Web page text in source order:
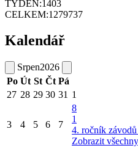
TÝDEN:1403
CELKEM:1279737
Kalendář
Srpen2026
Po Út St Čt Pá
27 28 29 30 31 1
3 4 5 6 7
8
1
4. ročník
Zobrazit